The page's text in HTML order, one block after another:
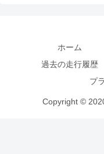
ホーム
過去の走行履歴
プ
Copyright ©